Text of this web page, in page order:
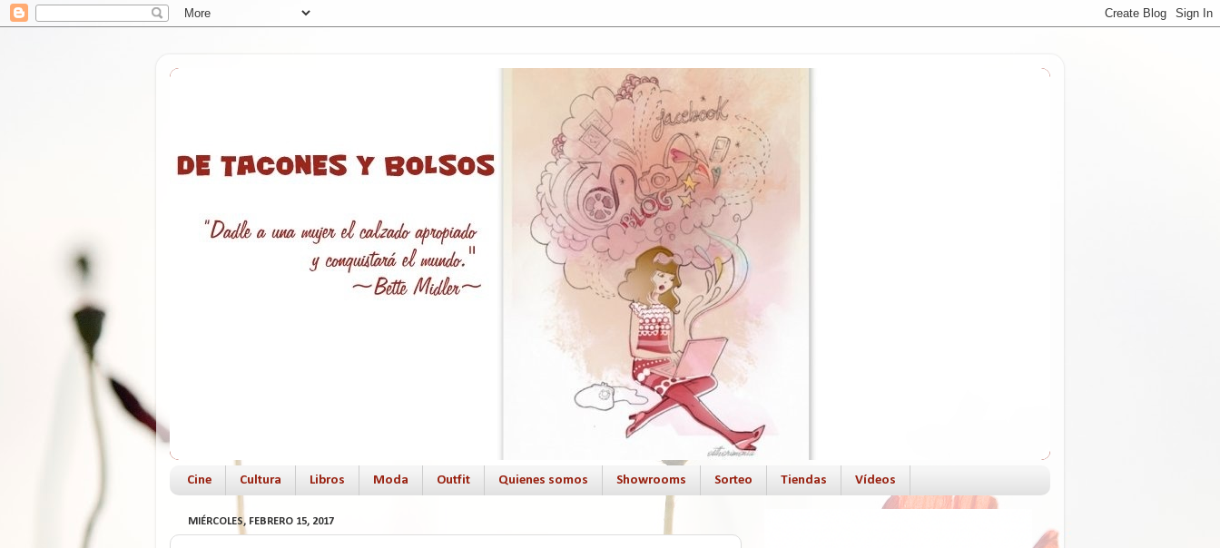
Cine Cultura Libros Moda Outfit Quienes somos Showrooms Sorteo Tiendas Vídeos
MIÉRCOLES, FEBRERO 15, 2017